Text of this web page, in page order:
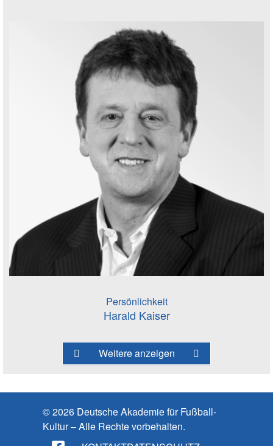
Persönlichkeit
Harald Kaiser
Weitere anzeigen
© 2026 Deutsche Akademie für Fußball-
Kultur – Alle Rechte vorbehalten.